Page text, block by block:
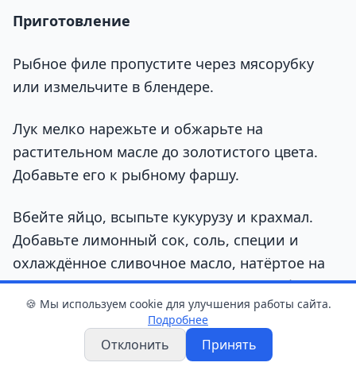
Приготовление
Рыбное филе пропустите через мясорубку
или измельчите в блендере.
Лук мелко нарежьте и обжарьте на
растительном масле до золотистого цвета.
Добавьте его к рыбному фаршу.
Вбейте яйцо, всыпьте кукурузу и крахмал.
Добавьте лимонный сок, соль, специи и
охлаждённое сливочное масло, натёртое на
крупной тёрке. Хорошо перемешайте фарш.
Сформируйте котлеты и обваляйте их в смеси
панировочных сухарей и белого кунжута.
🍪 Мы используем cookie для улучшения работы сайта.
Подробнее
Отклонить Принять